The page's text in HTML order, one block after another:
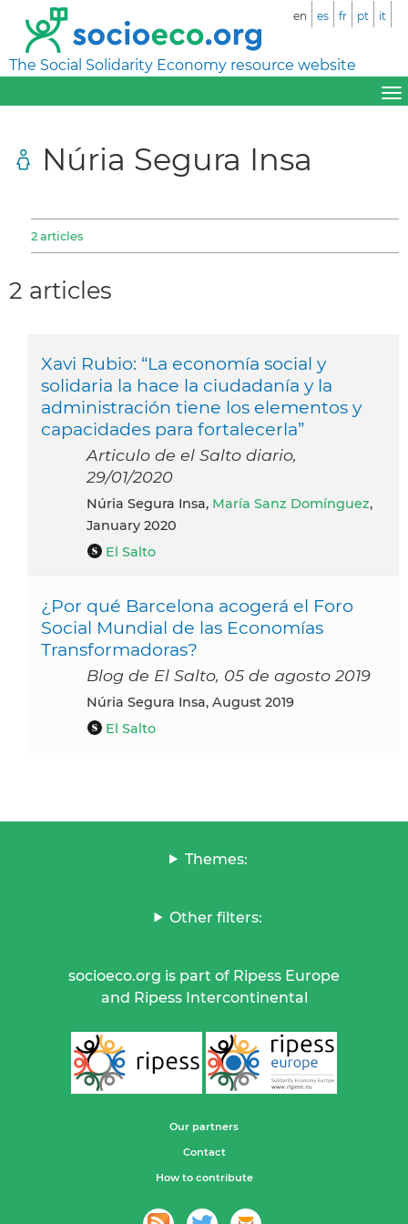
The Social Solidarity Economy resource website
en es fr pt it
Núria Segura Insa
2 articles
2 articles
Xavi Rubio: “La economía social y
solidaria la hace la ciudadanía y la
administración tiene los elementos y
capacidades para fortalecerla”
Articulo de el Salto diario,
29/01/2020
Núria Segura Insa, María Sanz Domínguez,
January 2020
El Salto
¿Por qué Barcelona acogerá el Foro
Social Mundial de las Economías
Transformadoras?
Blog de El Salto, 05 de agosto 2019
Núria Segura Insa, August 2019
El Salto
Themes:
Other filters:
socioeco.org is part of Ripess Europe
and Ripess Intercontinental
Our partners
Contact
How to contribute